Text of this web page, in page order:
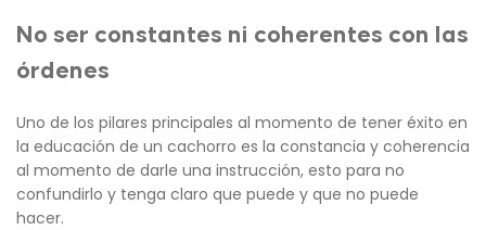
No ser constantes ni coherentes con las
órdenes
Uno de los pilares principales al momento de tener éxito en
la educación de un cachorro es la constancia y coherencia
al momento de darle una instrucción, esto para no
confundirlo y tenga claro que puede y que no puede
hacer.